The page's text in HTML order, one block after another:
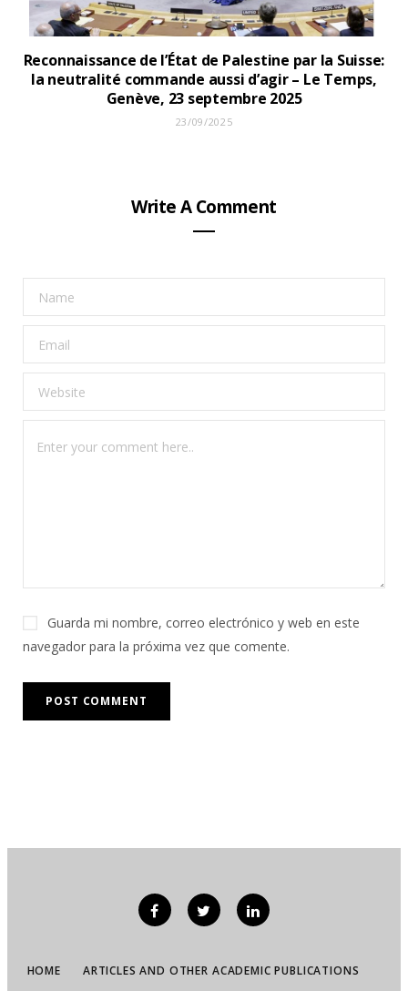
Reconnaissance de l’État de Palestine par la Suisse:
la neutralité commande aussi d’agir – Le Temps,
Genève, 23 septembre 2025
23/09/2025
Write A Comment
Guarda mi nombre, correo electrónico y web en este
navegador para la próxima vez que comente.
HOME ARTICLES AND OTHER ACADEMIC PUBLICATIONS